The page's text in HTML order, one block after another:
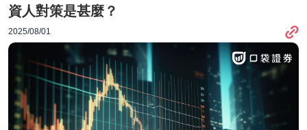
資人對策是甚麼？
2025/08/01